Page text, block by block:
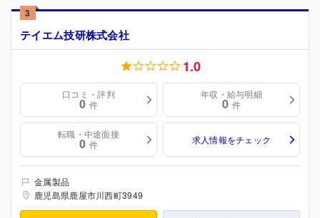
3
テイエム技研株式会社
1.0
口コミ・評判
0 件
年収・給与明細
0 件
転職・中途面接
0 件 求人情報をチェック
金属製品
鹿児島県鹿屋市川西町3949